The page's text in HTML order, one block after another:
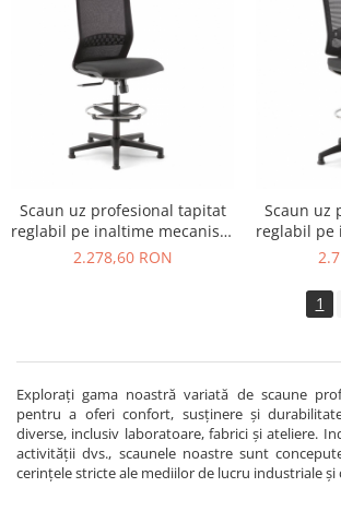
Scaun uz profesional tapitat
reglabil pe inaltime mecanism
multi-block TEKNA STOOL 01
2.278,60 RON
Scaun uz
reglabil pe
multi-
1
Explorați gama noastră variată de scaune
pentru a oferi confort, susținere și
diverse, inclusiv laboratoare, fabrici și ateliere.
activității dvs., scaunele noastre sunt
cerințele stricte ale mediilor de lucru industriale și